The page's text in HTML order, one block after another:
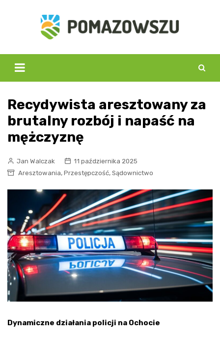
Recydywista aresztowany za
brutalny rozbój i napaść na
mężczyznę
Jan Walczak
11 października 2025
Aresztowania, Przestępczość, Sądownictwo
Dynamiczne działania policji na Ochocie